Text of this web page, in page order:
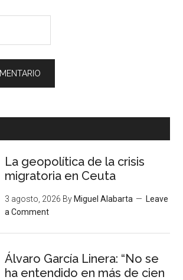
La geopolítica de la crisis
migratoria en Ceuta
3 agosto, 2026 By Miguel Alabarta
Leave
a Comment
Álvaro García Linera: “No se
ha entendido en más de cien